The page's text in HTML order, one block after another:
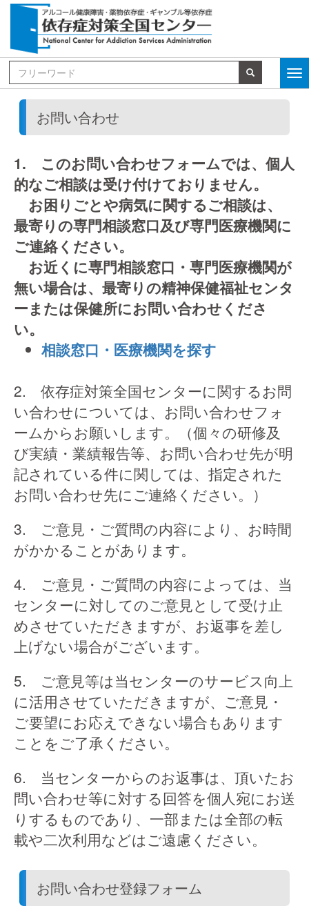
お問い合わせ
1. このお問い合わせフォームでは、個人
的なご相談は受け付けておりません。
お困りごとや病気に関するご相談は、
最寄りの専門相談窓口及び専門医療機関に
ご連絡ください。
お近くに専門相談窓口・専門医療機関が
無い場合は、最寄りの精神保健福祉センタ
ーまたは保健所にお問い合わせくださ
い。
相談窓口・医療機関を探す
2. 依存症対策全国センターに関するお問
い合わせについては、お問い合わせフォ
ームからお願いします。（個々の研修及
び実績・業績報告等、お問い合わせ先が明
記されている件に関しては、指定された
お問い合わせ先にご連絡ください。）
3. ご意見・ご質問の内容により、お時間
がかかることがあります。
4. ご意見・ご質問の内容によっては、当
センターに対してのご意見として受け止
めさせていただきますが、お返事を差し
上げない場合がございます。
5. ご意見等は当センターのサービス向上
に活用させていただきますが、ご意見・
ご要望にお応えできない場合もあります
ことをご了承ください。
6. 当センターからのお返事は、頂いたお
問い合わせ等に対する回答を個人宛にお送
りするものであり、一部または全部の転
載や二次利用などはご遠慮ください。
お問い合わせ登録フォーム